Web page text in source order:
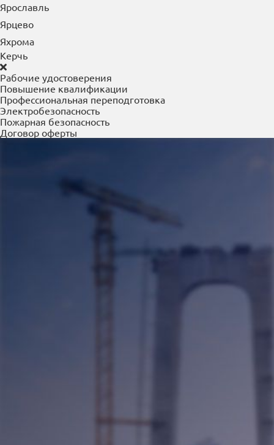
Ярославль
Ярцево
Яхрома
Керчь
Рабочие удостоверения
Повышение квалификации
Профессиональная переподготовка
Электробезопасность
Пожарная безопасность
Договор оферты